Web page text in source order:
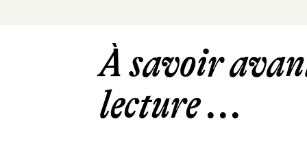
À savoir
lecture ...